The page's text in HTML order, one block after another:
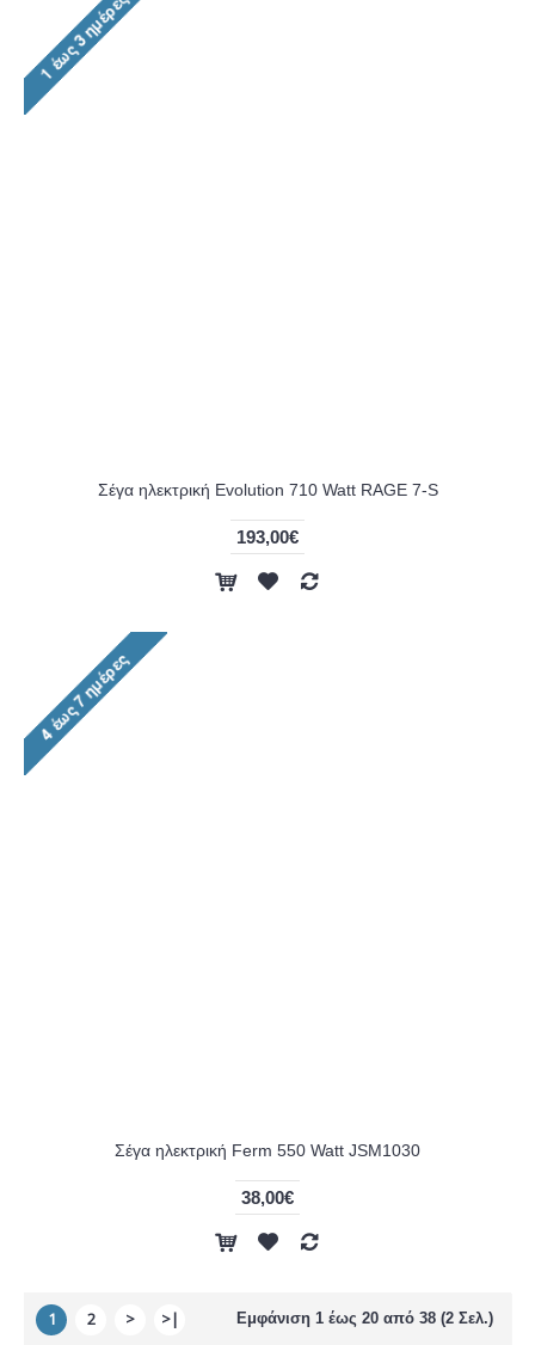
Σέγα ηλεκτρική Evolution 710 Watt RAGE 7-S
193,00€
Σέγα ηλεκτρική Ferm 550 Watt JSM1030
38,00€
1 2 > >| Εμφάνιση 1 έως 20 από 38 (2 Σελ.)